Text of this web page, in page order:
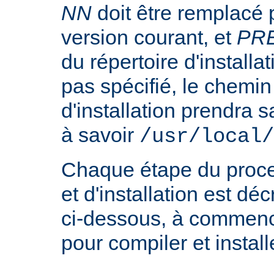
NN doit être remplacé
version courant, et
du répertoire
pas spécifié, le
d'installation prendra
à savoir /usr/local/
Chaque étape du
et d'installation est
ci-dessous, à
pour compiler et